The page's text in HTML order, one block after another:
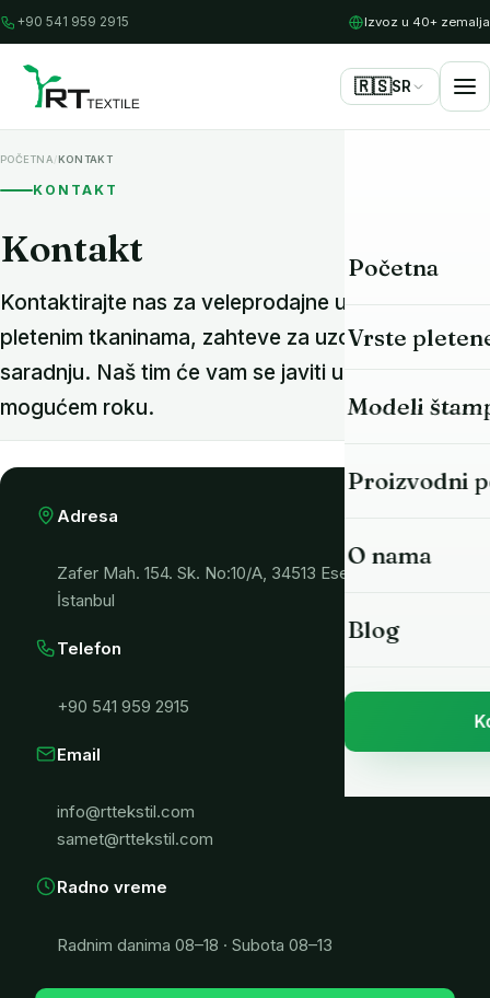
+90 541 959 2915 Izvoz u 40+ zemalja
🇷🇸SR
Početna
Vrste
Sve tkanine
Tronitni
Rebrasti
Interlok
Modeli
Proizvodni
O nama
Blog
POČETNA/KONTAKT
KONTAKT
Kontakt
Kontaktirajte nas za veleprodajne upite o
pletenim tkaninama, zahteve za uzorke i poslovnu
saradnju. Naš tim će vam se javiti u najkraćem
mogućem roku.
Adresa
Zafer Mah. 154. Sk. No:10/A, 34513 Esenyurt /
İstanbul
Telefon
+90 541 959 2915
Email
info@rttekstil.com
samet@rttekstil.com
Radno vreme
Radnim danima 08–18 · Subota 08–13